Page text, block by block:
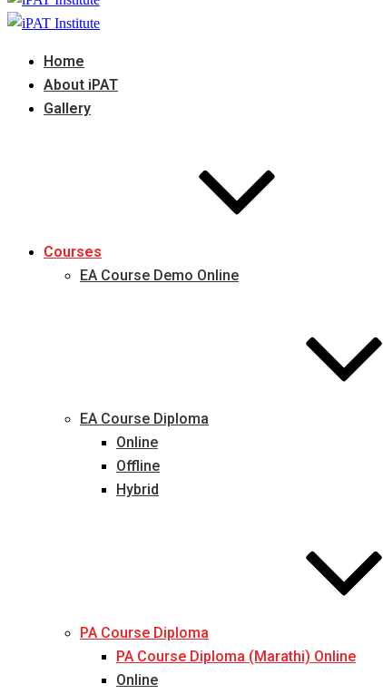
Home
About iPAT
Gallery
Courses
EA Course Demo Online
EA Course Diploma
Online
Offline
Hybrid
PA Course Diploma
PA Course Diploma (Marathi) Online
Online